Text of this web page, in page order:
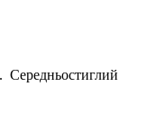
Середньостиглий